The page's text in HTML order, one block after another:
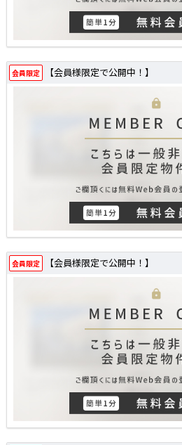
会員限定 【会員様限定で公開中！】
会員限定 【会員様限定で公開中！】